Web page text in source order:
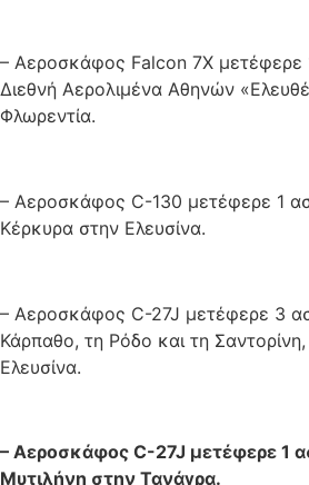
– Αεροσκάφος Falcon 7X μετέφερε
Διεθνή Αερολιμένα Αθηνών
Φλωρεντία.
– Αεροσκάφος C-130 μετέφερε 1
Κέρκυρα στην Ελευσίνα.
– Αεροσκάφος C-27J μετέφερε 3
Κάρπαθο, τη Ρόδο και τη
Ελευσίνα.
– Αεροσκάφος C-27J μετέφερε 1
Μυτιλήνη στην Τανάγρα.